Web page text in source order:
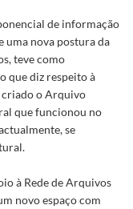
de informação
uma nova postura da
teve como
que diz respeito à
criado o Arquivo
que funcionou no
se
à Rede de Arquivos
novo espaço com